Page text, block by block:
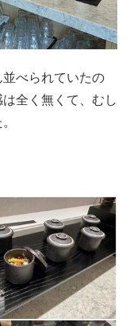
べられていたの
全く無くて、むし